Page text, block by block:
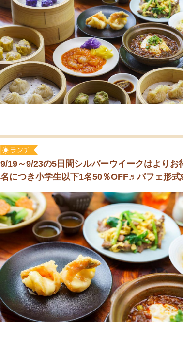
9/19～9/23の5日間シルバーウイークはより
名につき小学生以下1名50％OFF♬バフェ形